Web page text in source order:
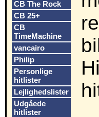
CB The Rock
CB 25+
CB
TimeMachine
vancairo
Philip
Personlige
hitlister
Lejlighedslister
Udgåede
hitlister